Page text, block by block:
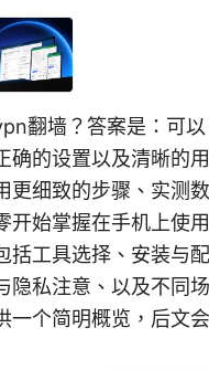
翻墙？答案是：可
确的设置以及清晰的
更细致的步骤、实测
开始掌握在手机上使
括工具选择、安装与
隐私注意、以及不同
一个简明概览，后文